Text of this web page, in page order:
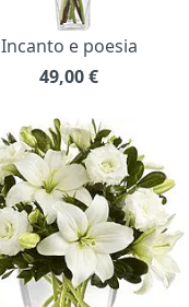
Incanto e poesia
49,00€